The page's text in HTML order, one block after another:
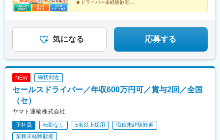
市葵区流通センター●富士営業所：静岡県富士市蓼原☆北信越●新
による／屋外喫煙可能場所有
★ドライバー未経験歓迎
気になる 応募する
NEW 締切間近
セールスドライバー／年収600万円可／賞与2回／全国
（セ）
ヤマト運輸株式会社
正社員 転勤なし 5名以上採用
職種未経験歓迎
業種未経験歓迎